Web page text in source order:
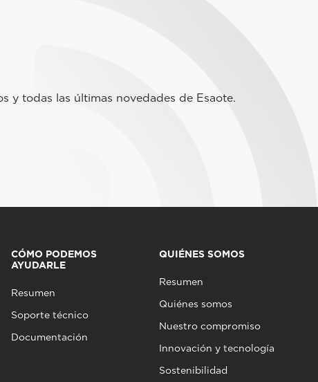
y todas las últimas novedades de Esaote.
CÓMO PODEMOS
AYUDARLE
Resumen
Soporte técnico
Documentación
QUIÉNES SOMOS
Resumen
Quiénes somos
Nuestro compromiso
Innovación y tecnología
Sostenibilidad